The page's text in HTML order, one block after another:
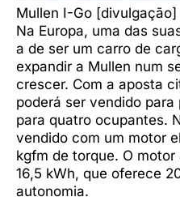
Mullen I-Go [divulgação]
Na Europa, uma das
a de ser um carro de
expandir a Mullen num
crescer. Com a aposta
poderá ser vendido
para quatro ocupantes.
vendido com um motor
kgfm de torque. O
16,5 kWh, que oferece
autonomia.